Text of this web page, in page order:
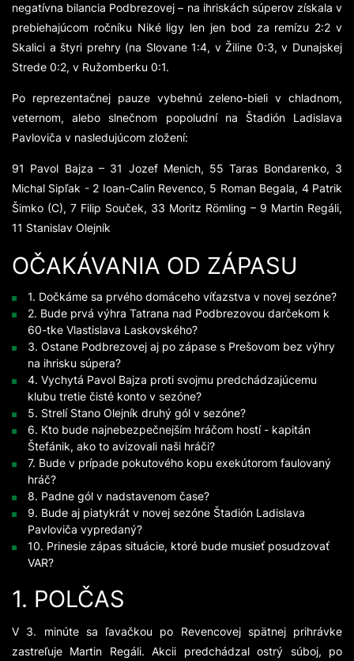
negatívna bilancia Podbrezovej – na ihriskách súperov získala v
prebiehajúcom ročníku Niké ligy len jen bod za remízu 2:2 v
Skalici a štyri prehry (na Slovane 1:4, v Žiline 0:3, v Dunajskej
Strede 0:2, v Ružomberku 0:1.
Po reprezentačnej pauze vybehnú zeleno-bieli v chladnom,
veternom, alebo slnečnom popoludní na Štadión Ladislava
Pavloviča v nasledujúcom zložení:
91 Pavol Bajza – 31 Jozef Menich, 55 Taras Bondarenko, 3
Michal Sipľak - 2 Ioan-Calin Revenco, 5 Roman Begala, 4 Patrik
Šimko (C), 7 Filip Souček, 33 Moritz Römling – 9 Martin Regáli,
11 Stanislav Olejník
OČAKÁVANIA OD ZÁPASU
1. Dočkáme sa prvého domáceho víťazstva v novej sezóne?
2. Bude prvá výhra Tatrana nad Podbrezovou darčekom k
60-tke Vlastislava Laskovského?
3. Ostane Podbrezovej aj po zápase s Prešovom bez výhry
na ihrisku súpera?
4. Vychytá Pavol Bajza proti svojmu predchádzajúcemu
klubu tretie čisté konto v sezóne?
5. Strelí Stano Olejník druhý gól v sezóne?
6. Kto bude najnebezpečnejším hráčom hostí - kapitán
Štefánik, ako to avizovali naši hráči?
7. Bude v prípade pokutového kopu exekútorom faulovaný
hráč?
8. Padne gól v nadstavenom čase?
9. Bude aj piatykrát v novej sezóne Štadión Ladislava
Pavloviča vypredaný?
10. Prinesie zápas situácie, ktoré bude musieť posudzovať
VAR?
1. POLČAS
V 3. minúte sa ľavačkou po Revencovej spätnej prihrávke
zastreľuje Martin Regáli. Akcii predchádzal ostrý súboj, po